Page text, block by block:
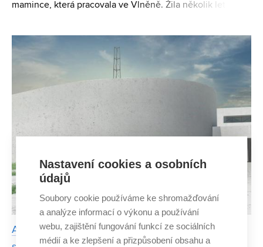
mamince, která pracovala ve Vlněně. Žila několik let v
návratu do Brna založila veřejnou šicí dílnu Brno
Absolventka architektury se dostala do prestižního
Nastavení cookies a osobních
údajů
Soubory cookie používáme ke shromažďování
a analýze informací o výkonu a používání
webu, zajištění fungování funkcí ze sociálních
médií a ke zlepšení a přizpůsobení obsahu a